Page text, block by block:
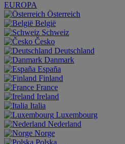
EUROPA
Österreich
België
Schweiz
Česko
Deutschland
Danmark
España
Finland
France
Ireland
Italia
Luxembourg
Nederland
Norge
Polska